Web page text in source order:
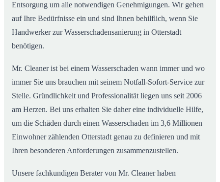
Entsorgung um alle notwendigen Genehmigungen. Wir gehen
auf Ihre Bedürfnisse ein und sind Ihnen behilflich, wenn Sie
Handwerker zur Wasserschadensanierung in Otterstadt
benötigen.
Mr. Cleaner ist bei einem Wasserschaden wann immer und wo
immer Sie uns brauchen mit seinem Notfall-Sofort-Service zur
Stelle. Gründlichkeit und Professionalität liegen uns seit 2006
am Herzen. Bei uns erhalten Sie daher eine individuelle Hilfe,
um die Schäden durch einen Wasserschaden im 3,6 Millionen
Einwohner zählenden Otterstadt genau zu definieren und mit
Ihren besonderen Anforderungen zusammenzustellen.
Unsere fachkundigen Berater von Mr. Cleaner haben